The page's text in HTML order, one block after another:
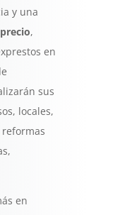
y una
,
en
sus
locales,
en